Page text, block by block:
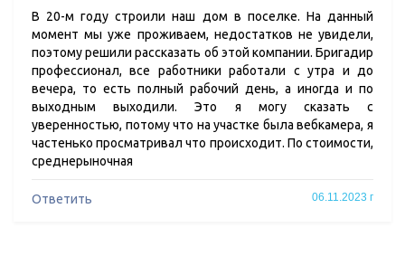
В 20-м году строили наш дом в поселке. На данный
момент мы уже проживаем, недостатков не увидели,
поэтому решили рассказать об этой компании. Бригадир
профессионал, все работники работали с утра и до
вечера, то есть полный рабочий день, а иногда и по
выходным выходили. Это я могу сказать с
уверенностью, потому что на участке была вебкамера, я
частенько просматривал что происходит. По стоимости,
среднерыночная
Ответить 06.11.2023 г